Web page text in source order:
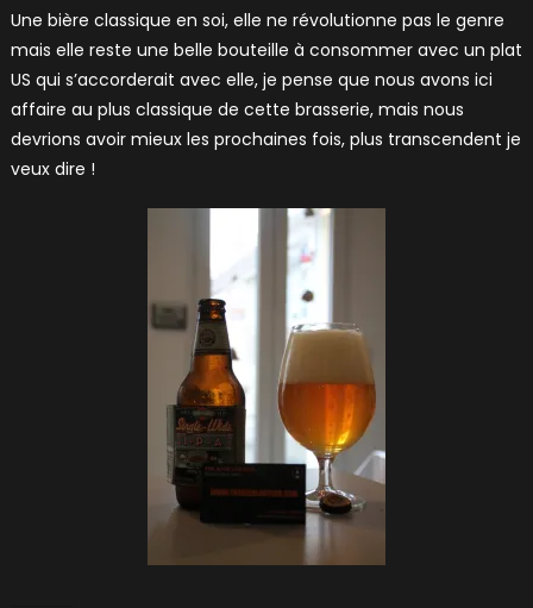
Une bière classique en soi, elle ne révolutionne pas le genre
mais elle reste une belle bouteille à consommer avec un plat
US qui s’accorderait avec elle, je pense que nous avons ici
affaire au plus classique de cette brasserie, mais nous
devrions avoir mieux les prochaines fois, plus transcendent je
veux dire !